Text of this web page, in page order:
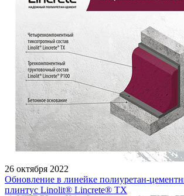
26 октября 2022
Обновление в линейке полиуретан-
плинтус Linolit® Lincrete® ТХ